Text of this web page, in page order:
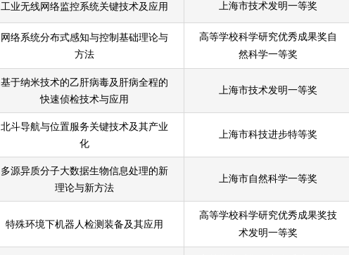
工业无线网络监控系统关键技术及应用 上海市技术发明一等奖
网络系统分布式感知与控制基础理论与
方法
高等学校科学研究优秀成果奖自
然科学一等奖
基于纳米技术的乙肝病毒及肝病全程的
快速侦检技术与应用
上海市技术发明一等奖
北斗导航与位置服务关键技术及其产业
化
上海市科技进步特等奖
多源异质分子大数据生物信息处理的新
理论与新方法
上海市自然科学一等奖
特殊环境下机器人检测装备及其应用
高等学校科学研究优秀成果奖技
术发明一等奖